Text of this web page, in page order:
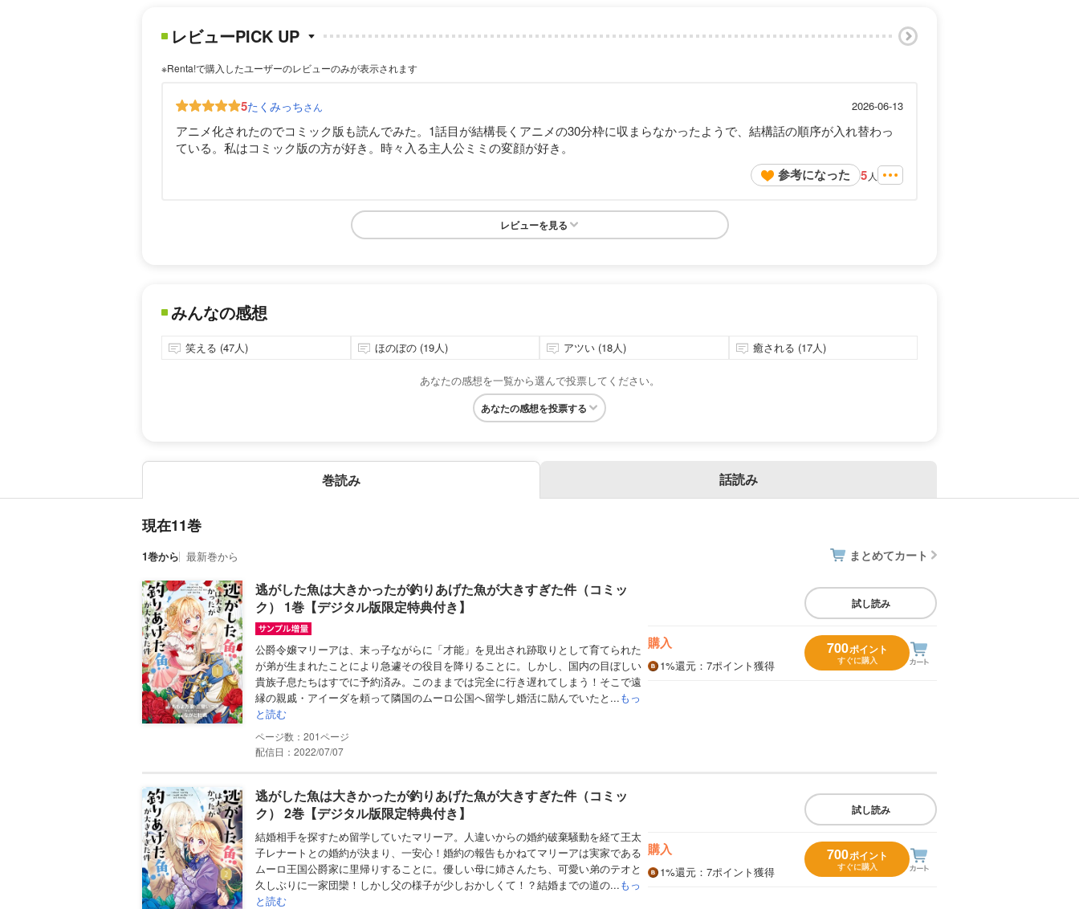
レビューPICK UP
※Renta!で購入したユーザーのレビューのみが表示されます
5たくみっちさん 2026-06-13
アニメ化されたのでコミック版も読んでみた。1話目が結構長くアニメの30分枠に収まらなかったようで、結構話の順序が入れ替わっ
ている。私はコミック版の方が好き。時々入る主人公ミミの変顔が好き。
参考になった 5 人
レビューを見る
みんなの感想
笑える (47人) ほのぼの (19人) アツい (18人) 癒される (17人)
あなたの感想を一覧から選んで投票してください。
あなたの感想を投票する
巻読み 話読み
現在11巻
1巻から 最新巻から まとめてカート
逃がした魚は大きかったが釣りあげた魚が大きすぎた件（コミッ
ク） 1巻【デジタル版限定特典付き】
公爵令嬢マリーアは、末っ子ながらに「才能」を見出され跡取りとして育てられた
が弟が生まれたことにより急遽その役目を降りることに。しかし、国内の目ぼしい
貴族子息たちはすでに予約済み。このままでは完全に行き遅れてしまう！そこで遠
縁の親戚・アイーダを頼って隣国のムーロ公国へ留学し婚活に励んでいたと...もっ
と読む
201
配信日：2022/07/07
試し読み
購入
1%還元 ：7ポイント獲得
700ポイント
すぐに購入
逃がした魚は大きかったが釣りあげた魚が大きすぎた件（コミッ
ク） 2巻【デジタル版限定特典付き】
結婚相手を探すため留学していたマリーア。人違いからの婚約破棄騒動を経て王太
子レナートとの婚約が決まり、一安心！婚約の報告もかねてマリーアは実家である
ムーロ王国公爵家に里帰りすることに。優しい母に姉さんたち、可愛い弟のテオと
久しぶりに一家団欒！しかし父の様子が少しおかしくて！？結婚までの道の...もっ
と読む
試し読み
購入
1%還元 ：7ポイント獲得
700ポイント
すぐに購入